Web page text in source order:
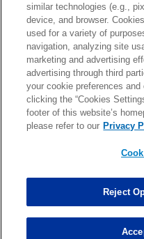
More NFL
TOP お
PHOTO BY AP
similar technologies (e.g.,
device, and browser.
used for a variety of
navigation, analyzing site
marketing and advertising
advertising through third
your cookie preferences
clicking the “Cookies
footer of this website’s
please refer to our Privacy
Reject